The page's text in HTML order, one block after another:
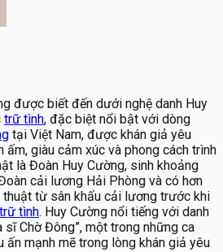
được biết đến dưới nghệ danh Huy
trữ tình, đặc biệt nổi bật với dòng
tại Việt Nam, được khán giả yêu
ấm, giàu cảm xúc và phong cách trình
là Đoàn Huy Cường, sinh khoảng
cải lương Hải Phòng và có hơn
từ sân khấu cải lương trước khi
trữ tình. Huy Cường nổi tiếng với danh
sĩ Chờ Đông”, một trong những ca
ấn mạnh mẽ trong lòng khán giả yêu